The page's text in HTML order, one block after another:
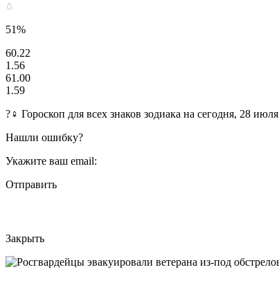
51%
60.22
1.56
61.00
1.59
?‍♀ Гороскоп для всех знаков зодиака на сегодня, 28 июля
Нашли ошибку?
Укажите ваш email:
Отправить
Закрыть